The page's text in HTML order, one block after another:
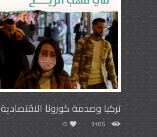
تركيا وصدمة كورونا الاقتصادية
3105
0